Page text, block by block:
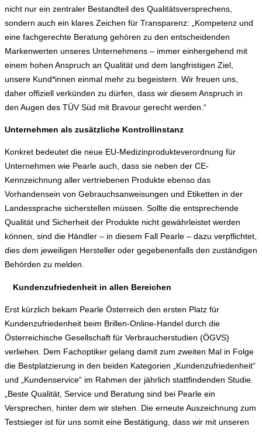
nicht nur ein zentraler Bestandteil des Qualitätsversprechens,
sondern auch ein klares Zeichen für Transparenz: „Kompetenz und
eine fachgerechte Beratung gehören zu den entscheidenden
Markenwerten unseres Unternehmens – immer einhergehend mit
einem hohen Anspruch an Qualität und dem langfristigen Ziel,
unsere Kund*innen einmal mehr zu begeistern. Wir freuen uns,
daher offiziell verkünden zu dürfen, dass wir diesem Anspruch in
den Augen des TÜV Süd mit Bravour gerecht werden.“
Unternehmen als zusätzliche Kontrollinstanz
Konkret bedeutet die neue EU-Medizinprodukteverordnung für
Unternehmen wie Pearle auch, dass sie neben der CE-
Kennzeichnung aller vertriebenen Produkte ebenso das
Vorhandensein von Gebrauchsanweisungen und Etiketten in der
Landessprache sicherstellen müssen. Sollte die entsprechende
Qualität und Sicherheit der Produkte nicht gewährleistet werden
können, sind die Händler – in diesem Fall Pearle – dazu verpflichtet,
dies dem jeweiligen Hersteller oder gegebenenfalls den zuständigen
Behörden zu melden.
Kundenzufriedenheit in allen Bereichen
Erst kürzlich bekam Pearle Österreich den ersten Platz für
Kundenzufriedenheit beim Brillen-Online-Handel durch die
Österreichische Gesellschaft für Verbraucherstudien (ÖGVS)
verliehen. Dem Fachoptiker gelang damit zum zweiten Mal in Folge
die Bestplatzierung in den beiden Kategorien „Kundenzufriedenheit“
und „Kundenservice“ im Rahmen der jährlich stattfindenden Studie.
„Beste Qualität, Service und Beratung sind bei Pearle ein
Versprechen, hinter dem wir stehen. Die erneute Auszeichnung zum
Testsieger ist für uns somit eine Bestätigung, dass wir mit unseren